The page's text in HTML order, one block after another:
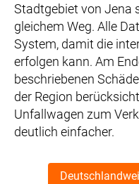
Stadtgebiet von Jena
gleichem Weg. Alle
System, damit die
erfolgen kann. Am
beschriebenen
der Region
Unfallwagen zum
deutlich einfacher.